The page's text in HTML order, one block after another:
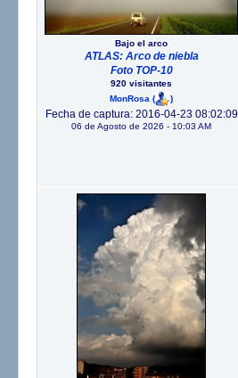
Bajo el arco
ATLAS: Arco de niebla
Foto TOP-10
920 visitantes
MonRosa ( )
Fecha de captura: 2016-04-23 08:02:09
06 de Agosto de 2026 - 10:03 AM